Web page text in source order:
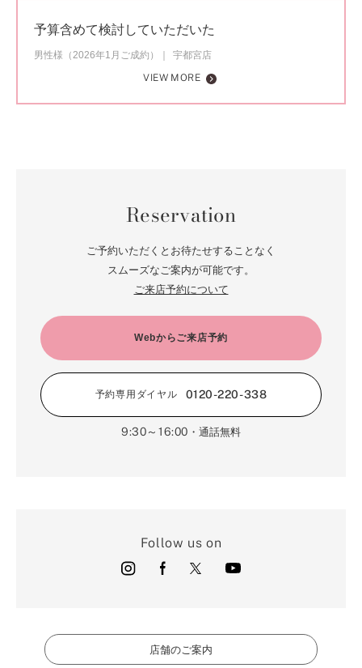
予算含めて検討していただいた
男性様（2026年1月ご成約）
宇都宮店
VIEW MORE
Reservation
ご予約いただくとお待たせすることなく
スムーズなご案内が可能です。
ご来店予約について
Webからご来店予約
予約専用ダイヤル 0120-220-338
9:30～16:00 ・通話無料
Follow us on
店舗のご案内